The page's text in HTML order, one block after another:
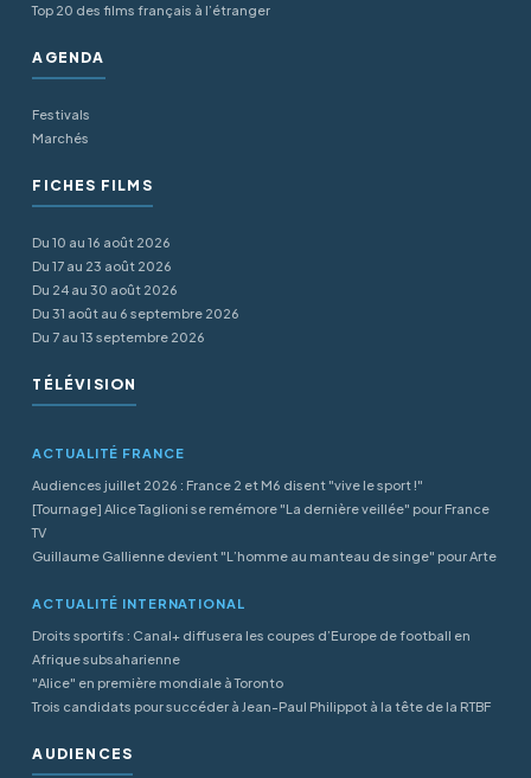
Top 20 des films français à l’étranger
AGENDA
Festivals
Marchés
FICHES FILMS
Du 10 au 16 août 2026
Du 17 au 23 août 2026
Du 24 au 30 août 2026
Du 31 août au 6 septembre 2026
Du 7 au 13 septembre 2026
TÉLÉVISION
ACTUALITÉ FRANCE
Audiences juillet 2026 : France 2 et M6 disent "vive le sport !"
[Tournage] Alice Taglioni se remémore "La dernière veillée" pour France
TV
Guillaume Gallienne devient "L’homme au manteau de singe" pour Arte
ACTUALITÉ INTERNATIONAL
Droits sportifs : Canal+ diffusera les coupes d’Europe de football en
Afrique subsaharienne
"Alice" en première mondiale à Toronto
Trois candidats pour succéder à Jean-Paul Philippot à la tête de la RTBF
AUDIENCES